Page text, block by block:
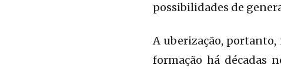
possibilidades de
A uberização, portanto,
formação há décadas